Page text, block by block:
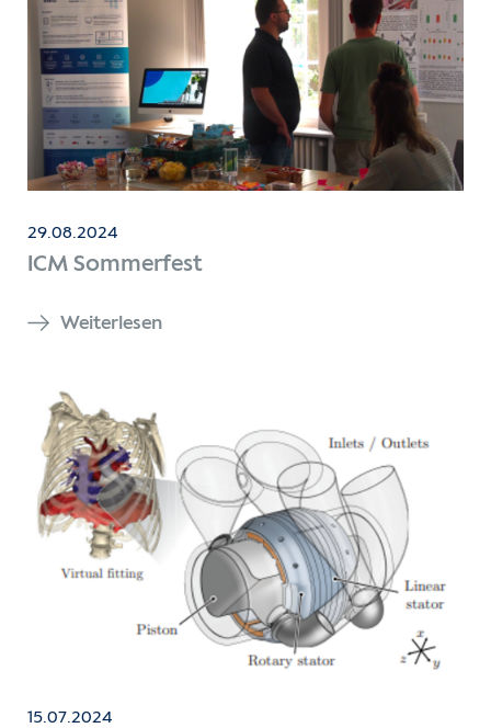
29.08.2024
ICM Sommerfest
Weiterlesen
15.07.2024